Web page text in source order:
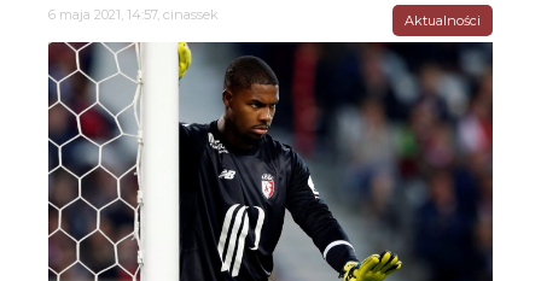
6 maja 2021, 14:57, cinassek Aktualności